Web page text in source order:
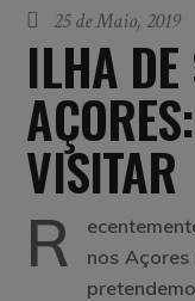
25 de Maio, 2019
ILHA
VISITAR
R
nos Açores